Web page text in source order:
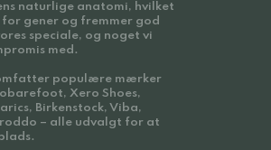
naturlige anatomi, hvilket
for gener og fremmer god
speciale, og noget vi
med.
populære mærker
Xero Shoes,
Birkenstock, Viba,
– alle udvalgt for at